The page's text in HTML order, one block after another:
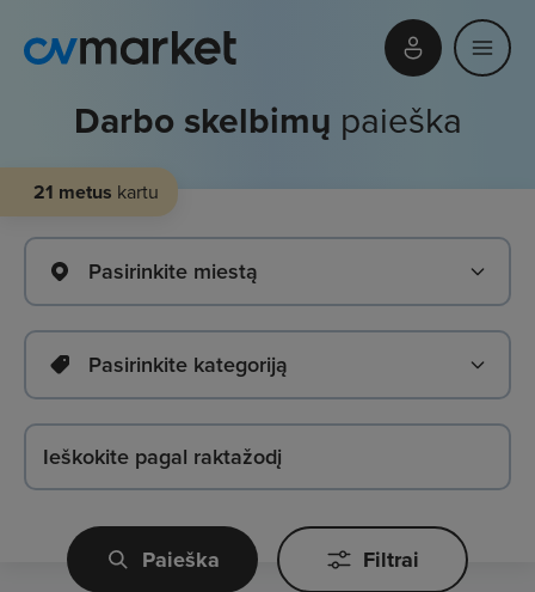
Darbo skelbimų paieška
21 metus kartu
Pasirinkite miestą
Pasirinkite kategoriją
Paieška Filtrai